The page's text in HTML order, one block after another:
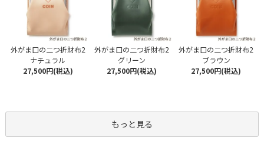
外がま口の二つ折財布2
ナチュラル
27,500円(税込)
外がま口の二つ折財布2
グリーン
27,500円(税込)
外がま口の二つ折財布2
ブラウン
27,500円(税込)
もっと見る